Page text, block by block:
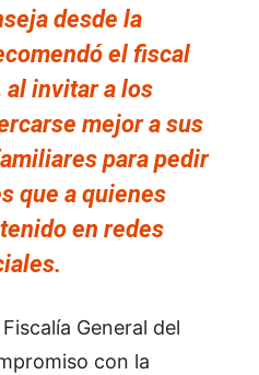
desde la
el fiscal
al invitar a los
mejor a sus
para pedir
que a quienes
en redes
General del
con la